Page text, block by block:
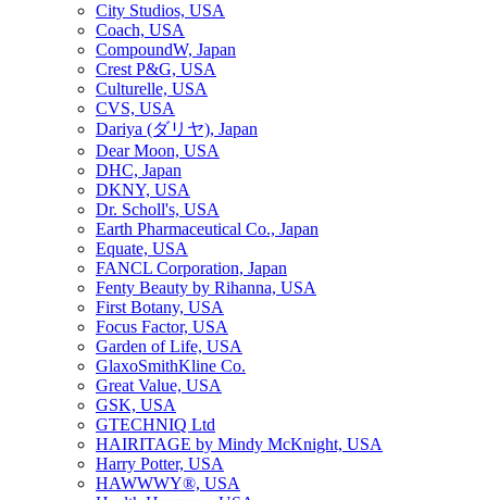
City Studios, USA
Coach, USA
CompoundW, Japan
Crest P&G, USA
Culturelle, USA
CVS, USA
Dariya (ダリヤ), Japan
Dear Moon, USA
DHC, Japan
DKNY, USA
Dr. Scholl's, USA
Earth Pharmaceutical Co., Japan
Equate, USA
FANCL Corporation, Japan
Fenty Beauty by Rihanna, USA
First Botany, USA
Focus Factor, USA
Garden of Life, USA
GlaxoSmithKline Co.
Great Value, USA
GSK, USA
GTECHNIQ Ltd
HAIRITAGE by Mindy McKnight, USA
Harry Potter, USA
HAWWWY®, USA